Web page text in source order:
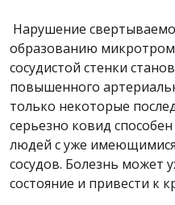
Нарушение
образованию
сосудистой стенки
повышенного
только некоторые
серьезно ковид
людей с уже
сосудов. Болезнь может
состояние и привести к